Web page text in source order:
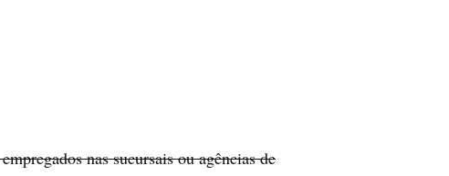
nas sucursais ou agências de